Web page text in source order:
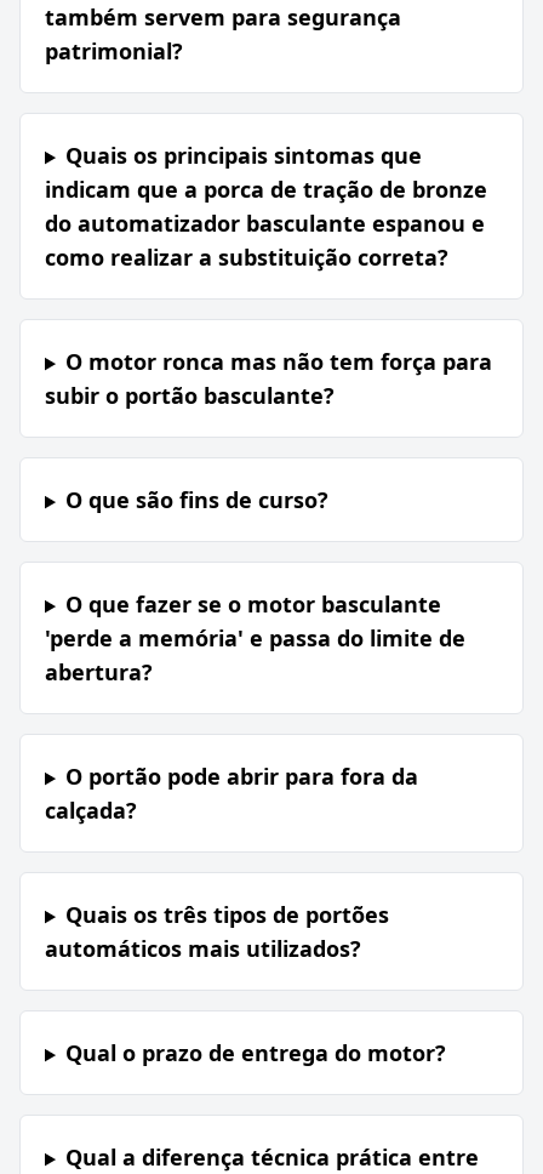
também servem para segurança
patrimonial?
Quais os principais sintomas que
indicam que a porca de tração de bronze
do automatizador basculante espanou e
como realizar a substituição correta?
O motor ronca mas não tem força para
subir o portão basculante?
O que são fins de curso?
O que fazer se o motor basculante
'perde a memória' e passa do limite de
abertura?
O portão pode abrir para fora da
calçada?
Quais os três tipos de portões
automáticos mais utilizados?
Qual o prazo de entrega do motor?
Qual a diferença técnica prática entre